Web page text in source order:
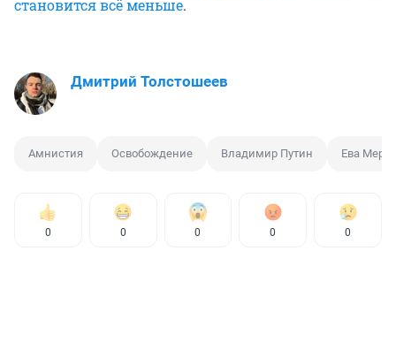
становится всё меньше.
Дмитрий Толстошеев
Амнистия Освобождение Владимир Путин Ева
0 0 0 0 0